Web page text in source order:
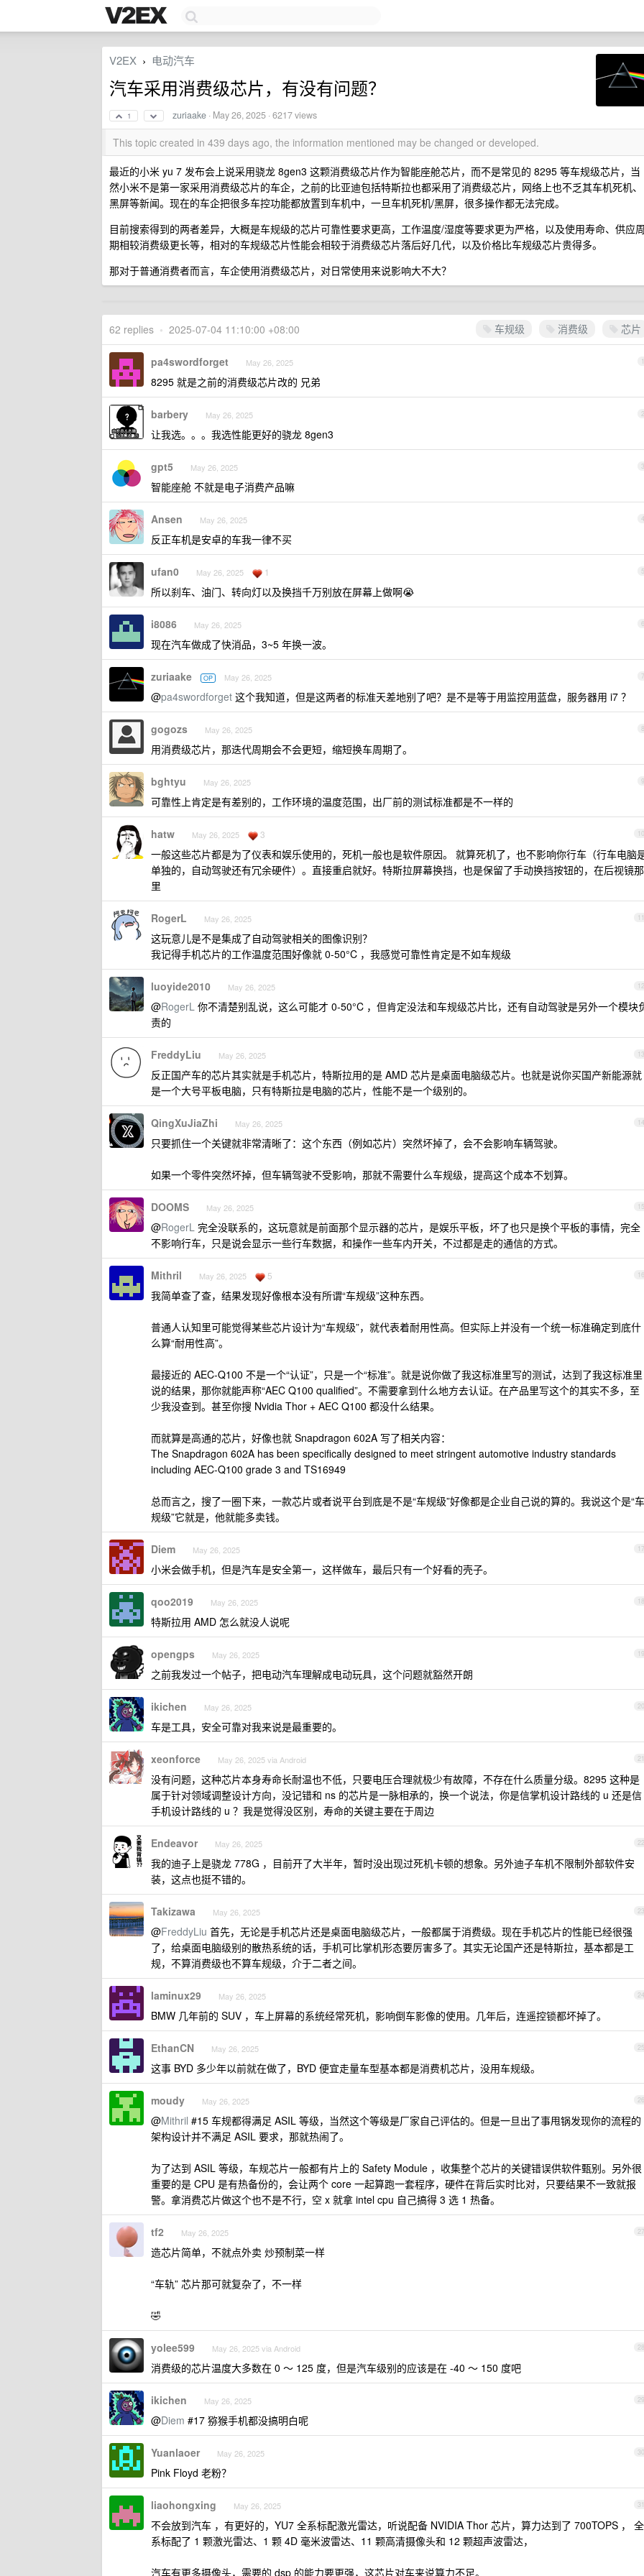
V2EX › 电动汽车
汽车采用消费级芯片，有没有问题？
1 zuriaake · May 26, 2025 · 6217 views
This topic created in 439 days ago, the information mentioned may be changed or developed.
最近的小米 yu 7 发布会上说采用骁龙 8gen3 这颗消费级芯片作为智能座舱芯片，而不是常见的 8295 等车规级芯片，当
然小米不是第一家采用消费级芯片的车企，之前的比亚迪包括特斯拉也都采用了消费级芯片，网络上也不乏其车机死机、
黑屏等新闻。现在的车企把很多车控功能都放置到车机中，一旦车机死机/黑屏，很多操作都无法完成。
目前搜索得到的两者差异，大概是车规级的芯片可靠性要求更高，工作温度/湿度等要求更为严格，以及使用寿命、供应周
期相较消费级更长等，相对的车规级芯片性能会相较于消费级芯片落后好几代，以及价格比车规级芯片贵得多。
那对于普通消费者而言，车企使用消费级芯片，对日常使用来说影响大不大？
车规级 消费级 芯片
62 replies • 2025-07-04 11:10:00 +08:00
1
pa4swordforget May 26, 2025
8295 就是之前的消费级芯片改的 兄弟
2
barbery May 26, 2025
让我选。。。我选性能更好的骁龙 8gen3
3
gpt5 May 26, 2025
智能座舱 不就是电子消费产品嘛
4
Ansen May 26, 2025
反正车机是安卓的车我一律不买
5
ufan0 May 26, 2025 1
所以刹车、油门、转向灯以及换挡千万别放在屏幕上做啊😭
6
i8086 May 26, 2025
现在汽车做成了快消品，3~5 年换一波。
7
zuriaake OP May 26, 2025
@pa4swordforget 这个我知道，但是这两者的标准天差地别了吧？是不是等于用监控用蓝盘，服务器用 i7 ？
8
gogozs May 26, 2025
用消费级芯片，那迭代周期会不会更短，缩短换车周期了。
9
bghtyu May 26, 2025
可靠性上肯定是有差别的，工作环境的温度范围，出厂前的测试标准都是不一样的
10
hatw May 26, 2025 3
一般这些芯片都是为了仪表和娱乐使用的，死机一般也是软件原因。 就算死机了，也不影响你行车（行车电脑
单独的，自动驾驶还有冗余硬件）。直接重启就好。特斯拉屏幕换挡，也是保留了手动换挡按钮的，在后视镜那
里
11
RogerL May 26, 2025
这玩意儿是不是集成了自动驾驶相关的图像识别？
我记得手机芯片的工作温度范围好像就 0-50°C ，我感觉可靠性肯定是不如车规级
12
luoyide2010 May 26, 2025
@RogerL 你不清楚别乱说，这么可能才 0-50°C ，但肯定没法和车规级芯片比，还有自动驾驶是另外一个模块
责的
13
FreddyLiu May 26, 2025
反正国产车的芯片其实就是手机芯片，特斯拉用的是 AMD 芯片是桌面电脑级芯片。也就是说你买国产新能源就
是一个大号平板电脑，只有特斯拉是电脑的芯片，性能不是一个级别的。
14
QingXuJiaZhi May 26, 2025
只要抓住一个关键就非常清晰了：这个东西（例如芯片）突然坏掉了，会不会影响车辆驾驶。
如果一个零件突然坏掉，但车辆驾驶不受影响，那就不需要什么车规级，提高这个成本不划算。
15
DOOMS May 26, 2025
@RogerL 完全没联系的，这玩意就是前面那个显示器的芯片，是娱乐平板，坏了也只是换个平板的事情，完全
不影响行车，只是说会显示一些行车数据，和操作一些车内开关，不过都是走的通信的方式。
16
Mithril May 26, 2025 5
我简单查了查，结果发现好像根本没有所谓“车规级”这种东西。
普通人认知里可能觉得某些芯片设计为“车规级”，就代表着耐用性高。但实际上并没有一个统一标准确定到底什
么算“耐用性高”。
最接近的 AEC-Q100 不是一个“认证”，只是一个“标准”。就是说你做了我这标准里写的测试，达到了我这标准里
说的结果，那你就能声称“AEC Q100 qualified”。不需要拿到什么地方去认证。在产品里写这个的其实不多，至
少我没查到。甚至你搜 Nvidia Thor + AEC Q100 都没什么结果。
而就算是高通的芯片，好像也就 Snapdragon 602A 写了相关内容：
The Snapdragon 602A has been specifically designed to meet stringent automotive industry standards
including AEC-Q100 grade 3 and TS16949
总而言之，搜了一圈下来，一款芯片或者说平台到底是不是“车规级”好像都是企业自己说的算的。我说这个是“车
规级”它就是，他就能多卖钱。
17
Diem May 26, 2025
小米会做手机，但是汽车是安全第一，这样做车，最后只有一个好看的壳子。
18
qoo2019 May 26, 2025
特斯拉用 AMD 怎么就没人说呢
19
opengps May 26, 2025
之前我发过一个帖子，把电动汽车理解成电动玩具，这个问题就豁然开朗
20
ikichen May 26, 2025
车是工具，安全可靠对我来说是最重要的。
21
xeonforce May 26, 2025 via Android
没有问题，这种芯片本身寿命长耐温也不低，只要电压合理就极少有故障，不存在什么质量分级。8295 这种是
属于针对领域调整设计方向，没记错和 ns 的芯片是一脉相承的，换一个说法，你是信掌机设计路线的 u 还是信
手机设计路线的 u ？我是觉得没区别，寿命的关键主要在于周边
22
Endeavor May 26, 2025
我的迪子上是骁龙 778G ，目前开了大半年，暂时没出现过死机卡顿的想象。另外迪子车机不限制外部软件安
装，这点也挺不错的。
23
Takizawa May 26, 2025
@FreddyLiu 首先，无论是手机芯片还是桌面电脑级芯片，一般都属于消费级。现在手机芯片的性能已经很强
了，给桌面电脑级别的散热系统的话，手机可比掌机形态要厉害多了。其实无论国产还是特斯拉，基本都是工
规，不算消费级也不算车规级，介于二者之间。
24
laminux29 May 26, 2025
BMW 几年前的 SUV ，车上屏幕的系统经常死机，影响倒车影像的使用。几年后，连遥控锁都坏掉了。
25
EthanCN May 26, 2025
这事 BYD 多少年以前就在做了，BYD 便宜走量车型基本都是消费机芯片，没用车规级。
26
moudy May 26, 2025
@Mithril #15 车规都得满足 ASIL 等级，当然这个等级是厂家自己评估的。但是一旦出了事甩锅发现你的流程的
架构设计并不满足 ASIL 要求，那就热闹了。
为了达到 ASIL 等级，车规芯片一般都有片上的 Safety Module ，收集整个芯片的关键错误供软件甄别。另外很
重要的是 CPU 是有热备份的，会让两个 core 一起算跑一套程序，硬件在背后实时比对，只要结果不一致就报
警。拿消费芯片做这个也不是不行，空 x 就拿 intel cpu 自己搞得 3 选 1 热备。
27
tf2 May 26, 2025
造芯片简单，不就点外卖 炒预制菜一样
“车轨” 芯片那可就复杂了，不一样
🤣
28
yolee599 May 26, 2025 via Android
消费级的芯片温度大多数在 0 ～ 125 度，但是汽车级别的应该是在 -40 ～ 150 度吧
29
ikichen May 26, 2025
@Diem #17 猕猴手机都没搞明白呢
30
Yuanlaoer May 26, 2025
Pink Floyd 老粉？
31
liaohongxing May 26, 2025
不会放到汽车 ，有更好的，YU7 全系标配激光雷达，听说配备 NVIDIA Thor 芯片，算力达到了 700TOPS ， 全
系标配了 1 颗激光雷达、1 颗 4D 毫米波雷达、11 颗高清摄像头和 12 颗超声波雷达，
汽车有更多摄像头，需要的 dsp 的能力要更强，这芯片对车来说算力不足。